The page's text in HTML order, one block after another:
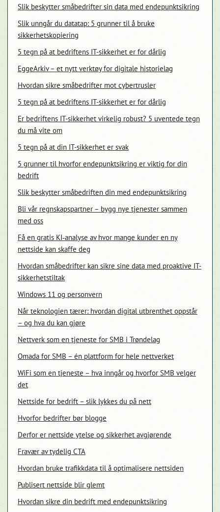
Slik beskytter småbedrifter sin data med endepunktsikring
Slik unngår du datatap: 5 grunner til å bruke
sikkerhetskopiering
5 tegn på at bedriftens IT-sikkerhet er for dårlig
EggeArkiv – et nytt verktøy for digitale historielag
Hvordan sikre småbedrifter mot cybertrusler
5 tegn på at bedriftens IT-sikkerhet er for dårlig
Er bedriftens IT-sikkerhet virkelig robust? 5 uventede tegn
du må vite om
5 tegn på at din IT-sikkerhet er svak
5 grunner til hvorfor endepunktsikring er viktig for din
bedrift
Slik beskytter småbedriften din med endepunktsikring
Bli vår regnskapspartner – bygg nye tjenester sammen
med oss
Få en gratis KI‑analyse av hvor mange kunder en ny
nettside kan skaffe deg
Hvordan småbedrifter kan sikre sine data med proaktive IT-
sikkerhetstiltak
Windows 11 og personvern
Når teknologien tærer: hvordan digital utbrenthet oppstår
– og hva du kan gjøre
Nettverk som en tjeneste for SMB i Trøndelag
Omada for SMB – én plattform for hele nettverket
WiFi som en tjeneste – hva inngår og hvorfor SMB velger
det
Nettside for bedrift – slik lykkes du på nett
Hvorfor bedrifter bør blogge
Derfor er nettside ytelse og sikkerhet avgjørende
Fravær av tydelig CTA
Hvordan bruke trafikkdata til å optimalisere nettsiden
Publisert nettside blir glemt
Hvordan sikre din bedrift med endepunktsikring
Velkommen til vår chat!
La oss starte. Oppgi din epost for å starte å chatte med oss.
Email Address
Start Chat